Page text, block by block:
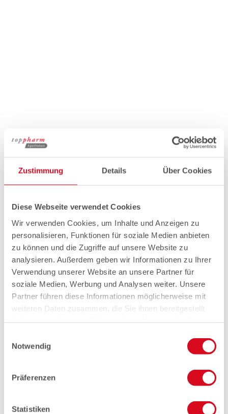
Zustimmung Details Über Cookies
Diese Webseite verwendet Cookies
Wir verwenden Cookies, um Inhalte und Anzeigen zu
personalisieren, Funktionen für soziale Medien anbieten
zu können und die Zugriffe auf unsere Website zu
analysieren. Außerdem geben wir Informationen zu Ihrer
Verwendung unserer Website an unsere Partner für
soziale Medien, Werbung und Analysen weiter. Unsere
Partner führen diese Informationen möglicherweise mit
weiteren Daten zusammen, die Sie ihnen bereitgestellt
Notwendig
Präferenzen
Statistiken